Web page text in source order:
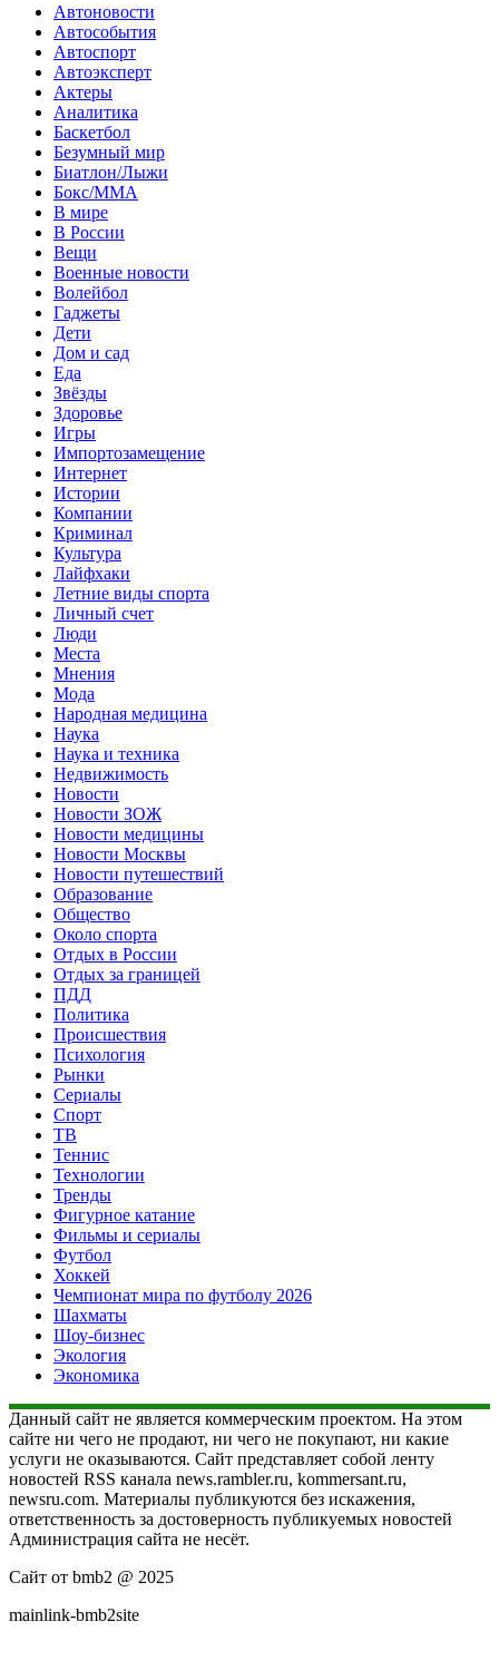
Автоновости
Автособытия
Автоспорт
Автоэксперт
Актеры
Аналитика
Баскетбол
Безумный мир
Биатлон/Лыжи
Бокс/MMA
В мире
В России
Вещи
Военные новости
Волейбол
Гаджеты
Дети
Дом и сад
Еда
Звёзды
Здоровье
Игры
Импортозамещение
Интернет
Истории
Компании
Криминал
Культура
Лайфхаки
Летние виды спорта
Личный счет
Люди
Места
Мнения
Мода
Народная медицина
Наука
Наука и техника
Недвижимость
Новости
Новости ЗОЖ
Новости медицины
Новости Москвы
Новости путешествий
Образование
Общество
Около спорта
Отдых в России
Отдых за границей
ПДД
Политика
Происшествия
Психология
Рынки
Сериалы
Спорт
ТВ
Теннис
Технологии
Тренды
Фигурное катание
Фильмы и сериалы
Футбол
Хоккей
Чемпионат мира по футболу 2026
Шахматы
Шоу-бизнес
Экология
Экономика
Данный сайт не является коммерческим проектом. На этом
сайте ни чего не продают, ни чего не покупают, ни какие
услуги не оказываются. Сайт представляет собой ленту
новостей RSS канала news.rambler.ru, kommersant.ru,
newsru.com. Материалы публикуются без искажения,
ответственность за достоверность публикуемых новостей
Администрация сайта не несёт.
Сайт от bmb2 @ 2025
mainlink-bmb2site